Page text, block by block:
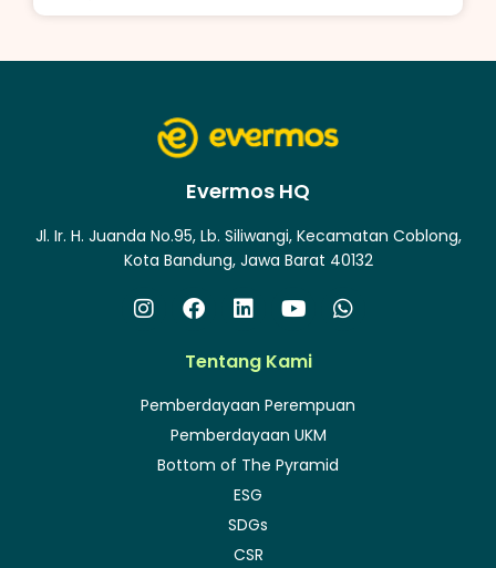
Evermos HQ
Jl. Ir. H. Juanda No.95, Lb. Siliwangi, Kecamatan Coblong,
Kota Bandung, Jawa Barat 40132
Tentang Kami
Pemberdayaan Perempuan
Pemberdayaan UKM
Bottom of The Pyramid
ESG
SDGs
CSR